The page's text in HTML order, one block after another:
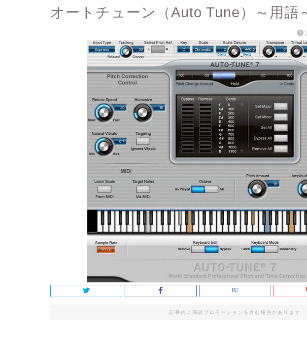
オートチューン（Auto Tune）～用語
記事内に商品プロモーションを含む場合があります